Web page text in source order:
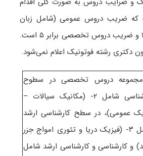
که ضریب دروس عمومی (شامل زبان
.
دکتری رشته فوتونیک اعلام نمی‌شود.
دروس تخصصی در سطوح
کارشناسی شامل ۲- (مکانیک سیالات –
عمومی)، در سطح کارشناسی ارشد
شامل ۳- (فیزیک دریا و تئوری امواج جزر
و کارشناسی و کارشناسی ارشد شامل